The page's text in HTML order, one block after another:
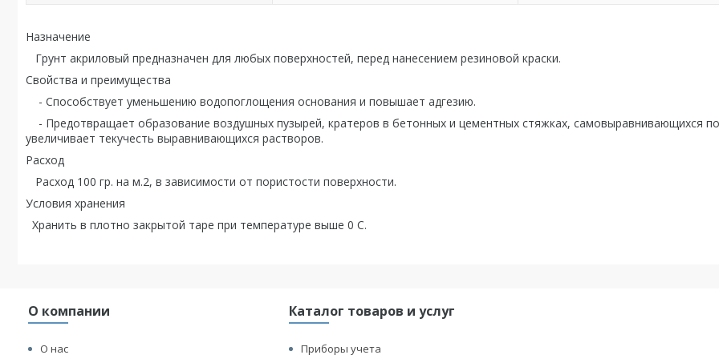
Назначение
Грунт акриловый предназначен для любых поверхностей, перед нанесением резиновой краски.
Свойства и преимущества
- Способствует уменьшению водопоглощения основания и повышает адгезию.
- Предотвращает образование воздушных пузырей, кратеров в бетонных и цементных стяжках, самовыравнивающихся
увеличивает текучесть выравнивающихся растворов.
Расход
Расход 100 гр. на м.2, в зависимости от пористости поверхности.
Условия хранения
Хранить в плотно закрытой таре при температуре выше 0 С.
О компании
О нас
Каталог товаров и услуг
Приборы учета